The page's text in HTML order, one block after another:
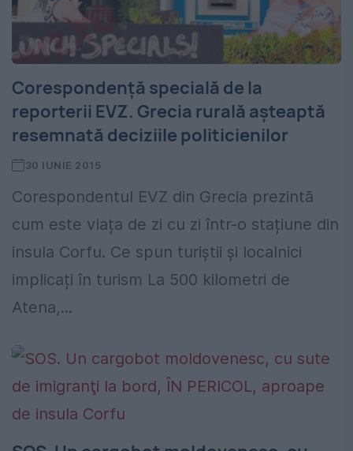
Corespondență specială de la
reporterii EVZ. Grecia rurală așteaptă
resemnată deciziile politicienilor
30 IUNIE 2015
Corespondentul EVZ din Grecia prezintă
cum este viața de zi cu zi într-o stațiune din
insula Corfu. Ce spun turiștii și localnici
implicați în turism La 500 kilometri de
Atena,...